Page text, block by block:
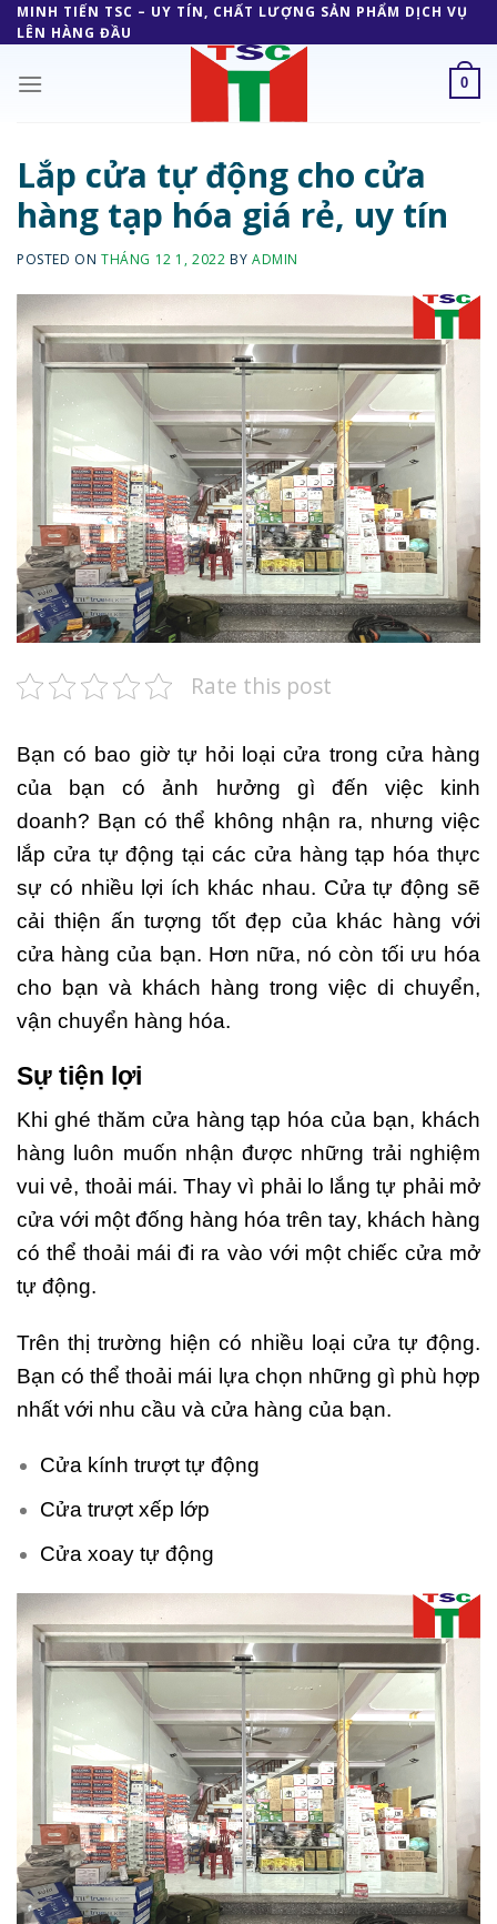
Skip
to
MINH TIẾN TSC – UY TÍN, CHẤT LƯỢNG SẢN PHẨM DỊCH VỤ
LÊN HÀNG ĐẦU
0
Lắp cửa tự động cho cửa
hàng tạp hóa giá rẻ, uy tín
POSTED ON THÁNG 12 1, 2022 BYADMIN
Rate this post
Bạn có bao giờ tự hỏi loại cửa trong cửa hàng
của bạn có ảnh hưởng gì đến việc kinh
doanh? Bạn có thể không nhận ra, nhưng việc
lắp cửa tự động tại các cửa hàng tạp hóa thực
sự có nhiều lợi ích khác nhau. Cửa tự động sẽ
cải thiện ấn tượng tốt đẹp của khác hàng với
cửa hàng của bạn. Hơn nữa, nó còn tối ưu hóa
cho bạn và khách hàng trong việc di chuyển,
vận chuyển hàng hóa.
Sự tiện lợi
Khi ghé thăm cửa hàng tạp hóa của bạn, khách
hàng luôn muốn nhận được những trải nghiệm
vui vẻ, thoải mái. Thay vì phải lo lắng tự phải mở
cửa với một đống hàng hóa trên tay, khách hàng
có thể thoải mái đi ra vào với một chiếc cửa mở
tự động.
Trên thị trường hiện có nhiều loại cửa tự động.
Bạn có thể thoải mái lựa chọn những gì phù hợp
nhất với nhu cầu và cửa hàng của bạn.
Cửa kính trượt tự động
Cửa trượt xếp lớp
Cửa xoay tự động